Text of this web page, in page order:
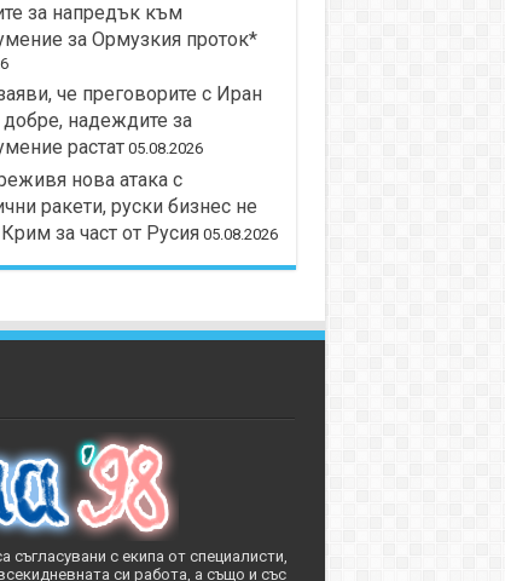
за напредък към
за Ормузкия проток*
че преговорите с Иран
надеждите за
растат 05.08.2026
нова атака с
ракети, руски бизнес не
за част от Русия 05.08.2026
съгласувани с екипа от специалисти,
си работа, а също и със